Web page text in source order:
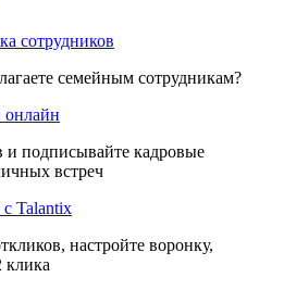
сотрудников
семейным сотрудникам?
онлайн
и подписывайте кадровые
встреч
с Talantix
настройте воронку,
клика